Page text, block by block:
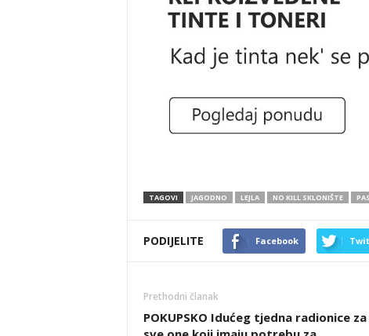
TAGOVI JAGODNO LEJLA NO KILL SKLONIŠTE PAS
PODIJELITE Facebook
Prethodni članak
POKUPSKO Idućeg tjedna radionice za